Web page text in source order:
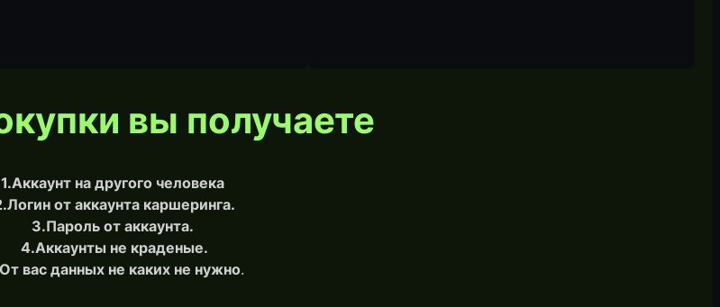
вы получаете
1.Аккаунт на другого человека
от аккаунта каршеринга.
3.Пароль от аккаунта.
4.Аккаунты не краденые.
т вас данных не каких не нужно.